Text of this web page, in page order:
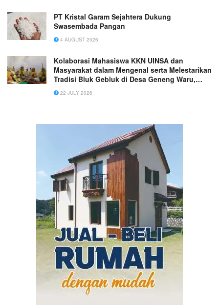
PT Kristal Garam Sejahtera Dukung
Swasembada Pangan
4 AUGUST 2026
Kolaborasi Mahasiswa KKN UINSA dan
Masyarakat dalam Mengenal serta Melestarikan
Tradisi Bluk Gebluk di Desa Geneng Waru,
Kecamatan Rembang Kabupaten Pasuruan.
22 JULY 2026